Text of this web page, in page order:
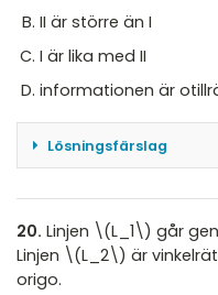
II är större än I
I är lika med II
informationen är
Lösningsfärslag
\frac{x}{3}=1-
$$x=3\cdot -
\frac{3}{2} < -
20. Linjen \(L_1\) går
Linjen \(L_2\) är
origo.